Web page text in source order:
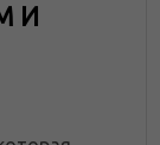
И